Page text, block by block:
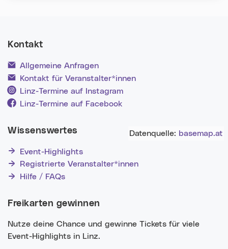
Datenquelle: basemap.at
Kontakt
Allgemeine Anfragen
Kontakt für Veranstalter*innen
Linz-Termine auf Instagram
Linz-Termine auf Facebook
Wissenswertes
Event-Highlights
Registrierte Veranstalter*innen
Hilfe / FAQs
Freikarten gewinnen
Nutze deine Chance und gewinne Tickets für viele
Event-Highlights in Linz.